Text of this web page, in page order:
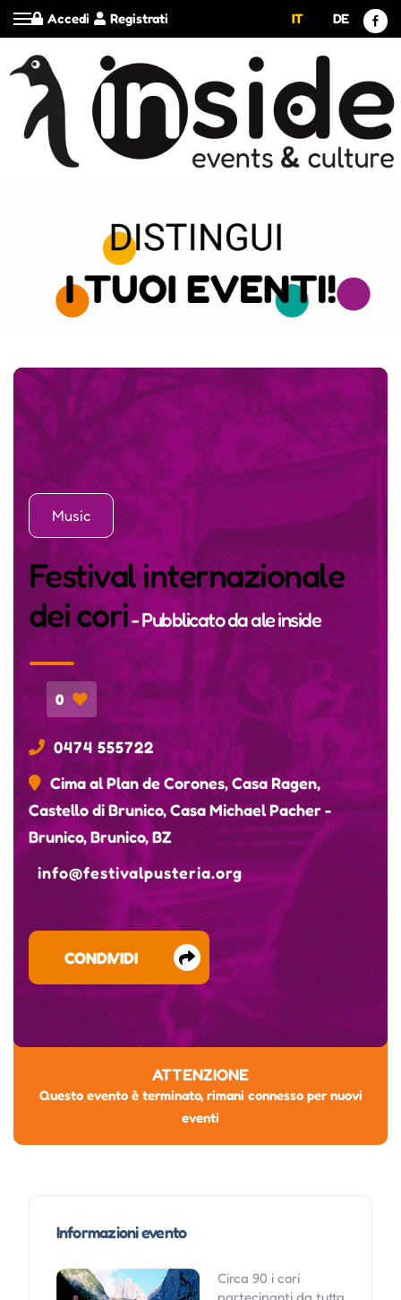
Registrati
Accedi IT DE
Music
Festival internazionale
dei cori- Pubblicato daale inside
0
0474 555722
Cima al Plan de Corones, Casa Ragen,
Castello di Brunico, Casa Michael Pacher -
Brunico, Brunico, BZ
info@festivalpusteria.org
CONDIVIDI
ATTENZIONE
Questo evento è terminato, rimani connesso per nuovi
eventi
Informazioni evento
Circa 90 i cori